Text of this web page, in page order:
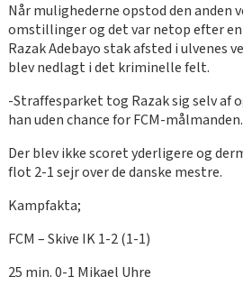
Når mulighederne opstod den anden
omstillinger og det var netop efter en
Razak Adebayo stak afsted i ulvenes
blev nedlagt i det kriminelle felt.
-Straffesparket tog Razak sig selv af
han uden chance for FCM-målmanden.
Der blev ikke scoret yderligere og
flot 2-1 sejr over de danske mestre.
Kampfakta;
FCM – Skive IK 1-2 (1-1)
25 min. 0-1 Mikael Uhre